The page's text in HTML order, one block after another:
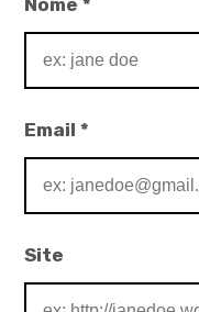
Nome*
Email*
Site